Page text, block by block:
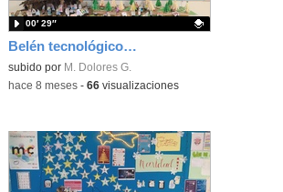
Belén tecnológico Navidad 2025_IES Leonardo da Vinci_Majadahonda
Contenido educativo.
subido por M. Dolores G.
00′ 29″
-hace 8 meses- 66visualizaciones